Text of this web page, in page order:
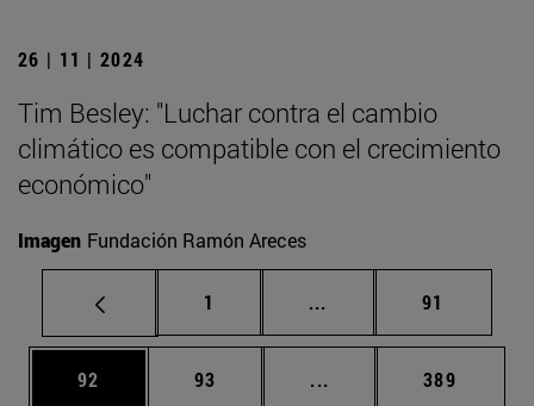
26 | 11 | 2024
Tim Besley: "Luchar contra el cambio
climático es compatible con el crecimiento
económico"
Imagen Fundación Ramón Areces
Página
1 ... Páginas intermedias
Página
91
Página
92 Página
93 ... Páginas intermedias
Página
389